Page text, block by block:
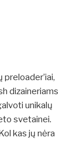
dizaineriams
unikalų
svetainei.
kas jų nėra